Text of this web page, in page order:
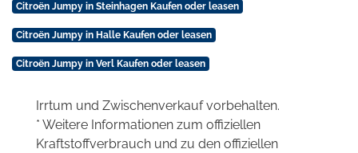
Citroën Jumpy in Steinhagen Kaufen oder leasen
Citroën Jumpy in Halle Kaufen oder leasen
Citroën Jumpy in Verl Kaufen oder leasen
Irrtum und Zwischenverkauf vorbehalten.
* Weitere Informationen zum offiziellen
Kraftstoffverbrauch und zu den offiziellen